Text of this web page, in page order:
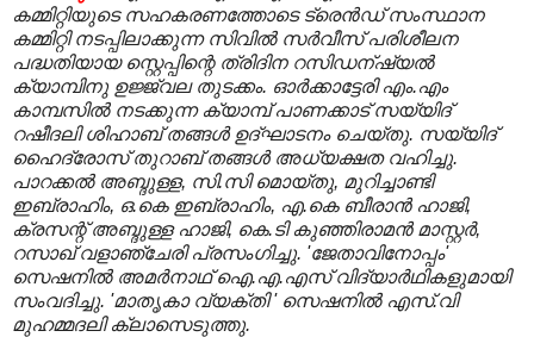
കമ്മിറ്റിയുടെ സഹകരണത്തോടെ ട്രെന്‍ഡ് സംസ്ഥാന
കമ്മിറ്റി നടപ്പിലാക്കുന്ന സിവില്‍ സര്‍വീസ് പരിശീലന
പദ്ധതിയായ സ്റ്റെപ്പിന്റെ ത്രിദിന റസിഡന്ഷ്യല്‍
ക്യാമ്പിനു ഉജ്ജ്വല തുടക്കം. ഓര്‍ക്കാട്ടേരി എം.എം
കാമ്പസില്‍ നടക്കുന്ന ക്യാമ്പ്‌ പാണക്കാട് സയ്യിദ്
റഷീദലി ശിഹാബ് തങ്ങള്‍ ഉദ്ഘാടനം ചെയ്തു. സയ്യിദ്
ഹൈദ്രോസ് തുറാബ് തങ്ങള്‍ അധ്യക്ഷത വഹിച്ചു.
പാറക്കല്‍ അബ്ദുള്ള, സി.സി മൊയ്തു, മുറിച്ചാണ്ടി
ഇബ്രാഹിം, ഒ.കെ ഇബ്രാഹിം, എ.കെ ബീരാന്‍ ഹാജി,
ക്രസന്റ് അബ്ദുള്ള ഹാജി, കെ.ടി കുഞ്ഞിരാമന്‍ മാസ്റ്റര്‍,
റസാഖ് വളാഞ്ചേരി പ്രസംഗിച്ചു. 'ജേതാവിനോപ്പം'
സെഷനില്‍ അമര്‍നാഥ് ഐ.എ.എസ് വിദ്യാര്‍ഥികളുമായി
സംവദിച്ചു. 'മാതൃകാ വ്യക്തി ' സെഷനില്‍ എസ്.വി
മുഹമ്മദലി ക്ലാസെടുത്തു.